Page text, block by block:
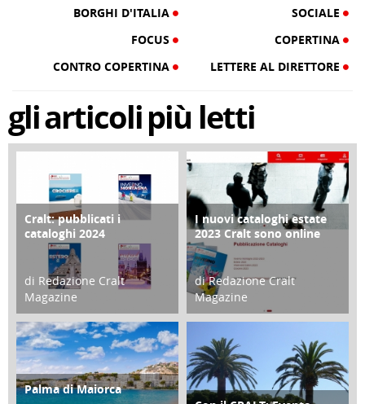
BORGHI D'ITALIA
SOCIALE
FOCUS
COPERTINA
CONTRO COPERTINA
LETTERE AL DIRETTORE
gliarticolipiù letti
COPERTINA
Cralt: pubblicati i
cataloghi 2024
di Redazione Cralt
Magazine
21 Novembre 2023
CONTRO COPERTINA
I nuovi cataloghi estate
2023 Cralt sono online
di Redazione Cralt
Magazine
07 Marzo 2023
ATTIVITÀ
Palma di Maiorca